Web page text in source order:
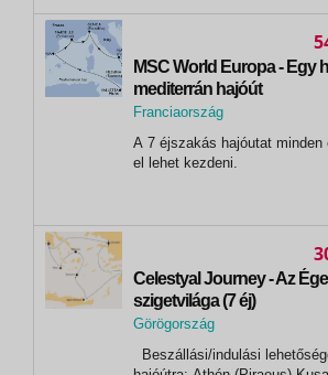
BudapestBeszállás a hajóra
MSC World Europa - Egy
mediterrán hajóút
Franciaország
Marseille
A 7 éjszakás hajóutat minden
el lehet kezdeni.
Celestyal Journey - Az
szigetvilága (7 éj)
Görögország
Beszállási/indulási